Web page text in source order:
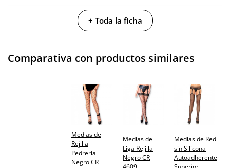
Garantías 3 años de garantía
El martes 11 de agosto (fecha estimada)
+ Toda la ficha
Comparativa con productos similares
Medias de
Rejilla
Pedreria
Negro CR
Medias de
Liga Rejilla
Negro CR
Medias de Red
sin Silicona
Autoadherente